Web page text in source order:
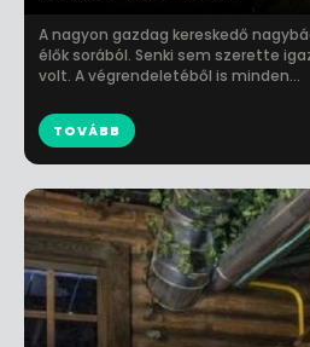
A nagyon gazdag kereskedő
élők sorából. Senki sem szerette
volt. A végrendeletéből is minden...
TOVÁBB